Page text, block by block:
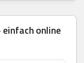
einfach online